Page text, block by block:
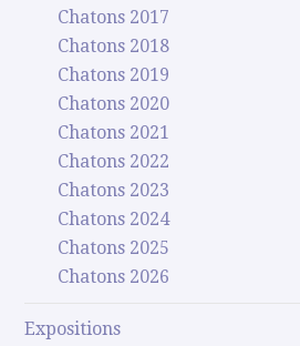
Chatons 2017
Chatons 2018
Chatons 2019
Chatons 2020
Chatons 2021
Chatons 2022
Chatons 2023
Chatons 2024
Chatons 2025
Chatons 2026
Expositions